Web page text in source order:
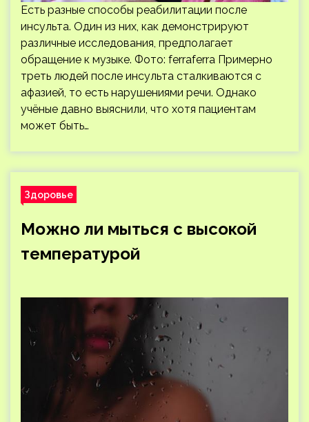
Есть разные способы реабилитации после
инсульта. Один из них, как демонстрируют
различные исследования, предполагает
обращение к музыке. Фото: ferraferra Примерно
треть людей после инсульта сталкиваются с
афазией, то есть нарушениями речи. Однако
учёные давно выяснили, что хотя пациентам
может быть…
Здоровье
Можно ли мыться с высокой
температурой